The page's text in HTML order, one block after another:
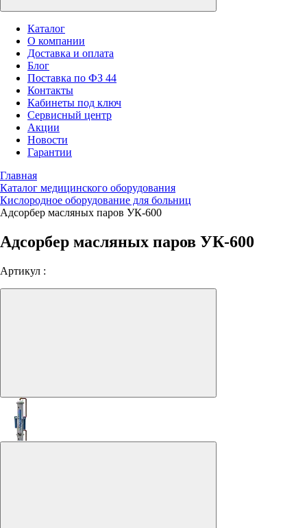
Каталог
О компании
Доставка и оплата
Блог
Поставка по ФЗ 44
Контакты
Кабинеты под ключ
Сервисный центр
Акции
Новости
Гарантии
Главная
Каталог медицинского оборудования
Кислородное оборудование для больниц
Адсорбер масляных паров УК-600
Адсорбер масляных паров УК-600
Артикул :